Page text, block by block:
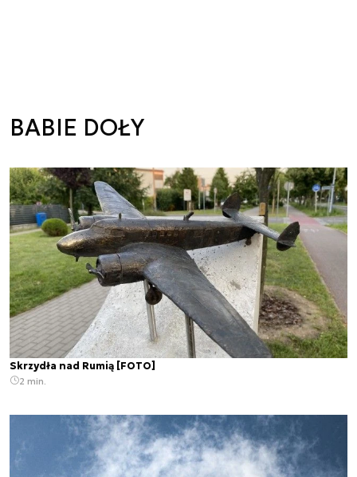
BABIE DOŁY
Skrzydła nad Rumią [FOTO]
2 min.